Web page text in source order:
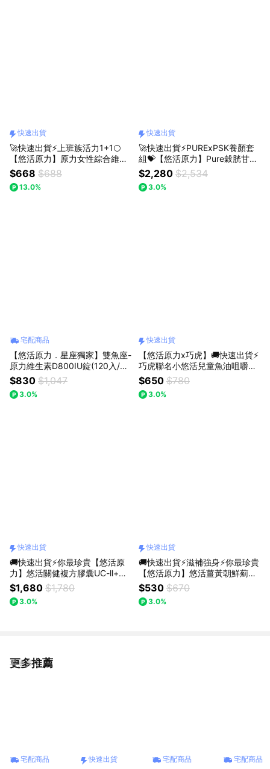
快速出貨
🚀快速出貨⚡上班族活力1+1🌕
【悠活原力】原力女性綜合維他
命+鐵(30入/盒)+Pure維他命C
膠囊(30粒/瓶)｜附提袋｜綜合維
他命｜維生素C｜滿滿陽光活力
$668 $688
13.0%
快速出貨
🚀快速出貨⚡PURExPSK養顏套
組💝【悠活原力】Pure穀胱甘肽
(30粒/瓶)+玻尿酸(30粒/瓶)+PS
K身體洗護組+面膜+贈氣密分裝
盒｜+附提袋｜膠原蛋白｜玻尿
$2,280 $2,534
3.0%
宅配商品
【悠活原力．星座獨家】雙魚座-
原力維生素D800IU錠(120入/瓶)
三入組
$830 $1,047
3.0%
快速出貨
【悠活原力x巧虎】🚚快速出貨⚡
巧虎聯名小悠活兒童魚油咀嚼軟
膠囊(30粒/盒)
$650 $780
3.0%
快速出貨
🚚快速出貨⚡你最珍貴【悠活原
力】悠活關健複方膠囊UC-ll+玻
尿酸鈉（30粒/盒）【1瓶/3瓶/5
瓶優惠組】
$1,680 $1,780
3.0%
快速出貨
🚚快速出貨⚡滋補強身⚡你最珍貴
【悠活原力】悠活薑黃朝鮮薊植
物膠囊（30粒/盒）【1盒/3盒優
惠組】
$530 $670
3.0%
更多推薦
看更多
宅配商品
快速出貨
宅配商品
宅配商品